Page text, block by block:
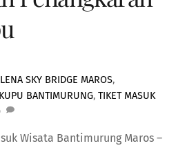
SKY BRIDGE MAROS,
BANTIMURUNG,TIKET MASUK
Wisata Bantimurung Maros –